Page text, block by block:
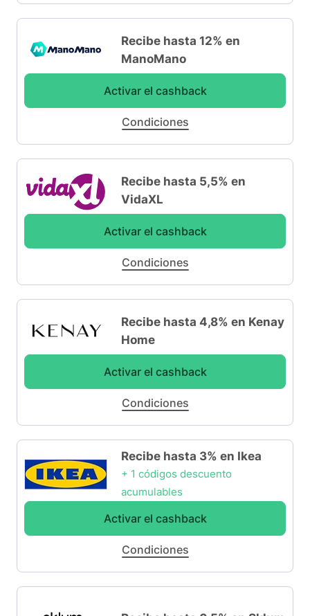
Recibe hasta 12% en
ManoMano
Activar el cashback
Condiciones
Recibe hasta 5,5% en
VidaXL
Activar el cashback
Condiciones
Recibe hasta 4,8% en Kenay
Home
Activar el cashback
Condiciones
Recibe hasta 3% en Ikea
+ 1 códigos descuento
acumulables
Activar el cashback
Condiciones